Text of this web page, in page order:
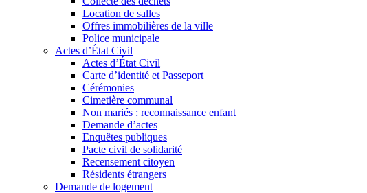
Location de salles
Offres immobilières de la ville
Police municipale
Actes d’État Civil
Actes d’État Civil
Carte d’identité et Passeport
Cérémonies
Cimetière communal
Non mariés : reconnaissance enfant
Demande d’actes
Enquêtes publiques
Pacte civil de solidarité
Recensement citoyen
Résidents étrangers
Demande de logement